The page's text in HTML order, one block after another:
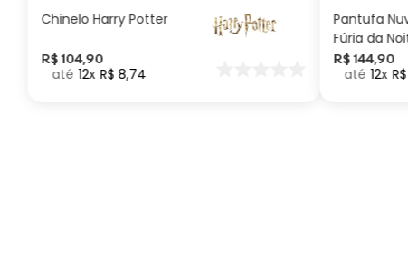
Chinelo Harry Potter
R$ 104,90
12 R$ 8,74
Pantufa
Fúria da
Como
seu Dragão
R$ 144,90
12 R$